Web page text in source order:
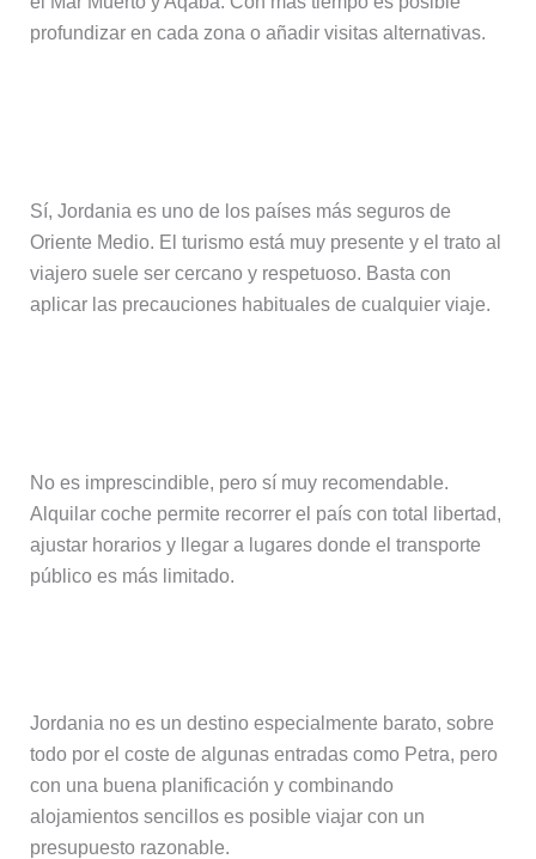
profundizar en cada zona o añadir visitas alternativas.
Sí, Jordania es uno de los países más seguros de
Oriente Medio. El turismo está muy presente y el trato al
viajero suele ser cercano y respetuoso. Basta con
aplicar las precauciones habituales de cualquier viaje.
No es imprescindible, pero sí muy recomendable.
Alquilar coche permite recorrer el país con total libertad,
ajustar horarios y llegar a lugares donde el transporte
público es más limitado.
Jordania no es un destino especialmente barato, sobre
todo por el coste de algunas entradas como Petra, pero
con una buena planificación y combinando
alojamientos sencillos es posible viajar con un
presupuesto razonable.